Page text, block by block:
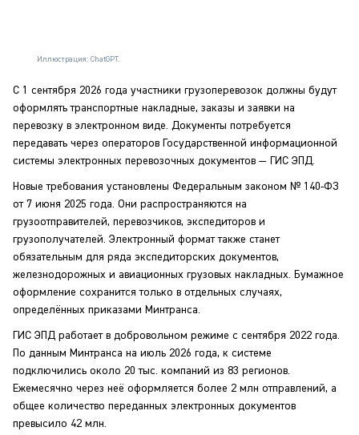
Иллюстрация: ChatGPT.
С 1 сентября 2026 года участники грузоперевозок должны будут
оформлять транспортные накладные, заказы и заявки на
перевозку в электронном виде. Документы потребуется
передавать через операторов Государственной информационной
системы электронных перевозочных документов — ГИС ЭПД.
Новые требования установлены Федеральным законом № 140-ФЗ
от 7 июня 2025 года. Они распространяются на
грузоотправителей, перевозчиков, экспедиторов и
грузополучателей. Электронный формат также станет
обязательным для ряда экспедиторских документов,
железнодорожных и авиационных грузовых накладных. Бумажное
оформление сохранится только в отдельных случаях,
определённых приказами Минтранса.
ГИС ЭПД работает в добровольном режиме с сентября 2022 года.
По данным Минтранса на июль 2026 года, к системе
подключились около 20 тыс. компаний из 83 регионов.
Ежемесячно через неё оформляется более 2 млн отправлений, а
общее количество переданных электронных документов
превысило 42 млн.